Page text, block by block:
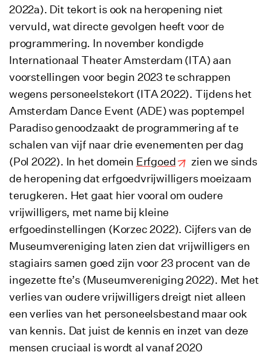
2022a). Dit tekort is ook na heropening niet
vervuld, wat directe gevolgen heeft voor de
programmering. In november kondigde
Internationaal Theater Amsterdam (ITA) aan
voorstellingen voor begin 2023 te schrappen
wegens personeelstekort (ITA 2022). Tijdens het
Amsterdam Dance Event (ADE) was poptempel
Paradiso genoodzaakt de programmering af te
schalen van vijf naar drie evenementen per dag
(Pol 2022). In het domein Erfgoed
zien we sinds
de heropening dat erfgoedvrijwilligers moeizaam
terugkeren. Het gaat hier vooral om oudere
vrijwilligers, met name bij kleine
erfgoedinstellingen (Korzec 2022). Cijfers van de
Museumvereniging laten zien dat vrijwilligers en
stagiairs samen goed zijn voor 23 procent van de
ingezette fte’s (Museumvereniging 2022). Met het
verlies van oudere vrijwilligers dreigt niet alleen
een verlies van het personeelsbestand maar ook
van kennis. Dat juist de kennis en inzet van deze
mensen cruciaal is wordt al vanaf 2020